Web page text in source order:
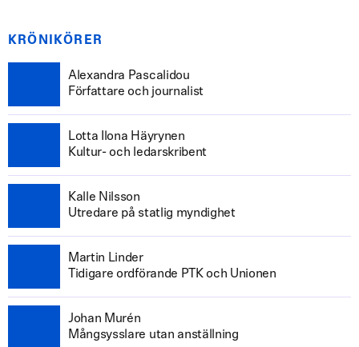
KRÖNIKÖRER
Alexandra Pascalidou
Författare och journalist
Lotta Ilona Häyrynen
Kultur- och ledarskribent
Kalle Nilsson
Utredare på statlig myndighet
Martin Linder
Tidigare ordförande PTK och Unionen
Johan Murén
Mångsysslare utan anställning